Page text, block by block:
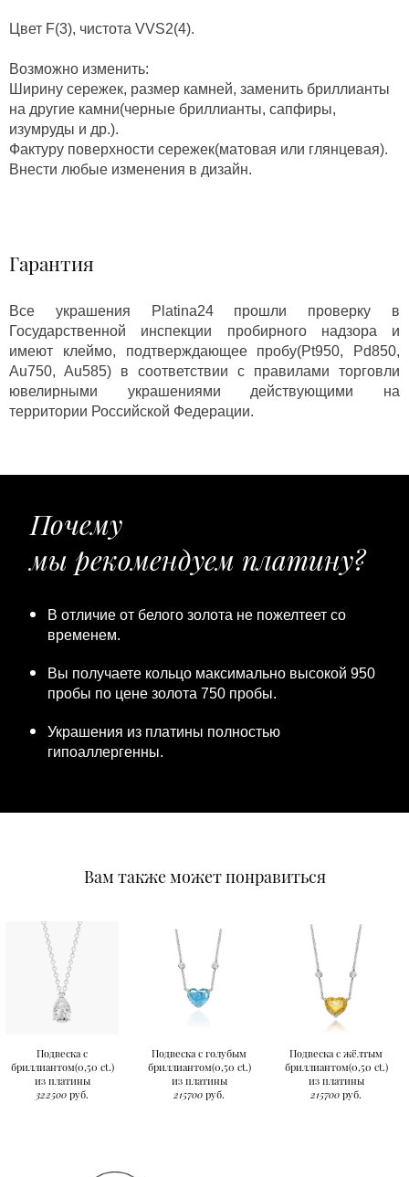
Цвет F(3), чистота VVS2(4).
Возможно изменить:
Ширину сережек, размер камней, заменить бриллианты
на другие камни(черные бриллианты, сапфиры,
изумруды и др.).
Фактуру поверхности сережек(матовая или глянцевая).
Внести любые изменения в дизайн.
Гарантия
Все украшения Platina24 прошли проверку в
Государственной инспекции пробирного надзора и
имеют клеймо, подтверждающее пробу(Pt950, Pd850,
Au750, Au585) в соответствии с правилами торговли
ювелирными украшениями действующими на
территории Российской Федерации.
Почему
мы рекомендуем платину?
В отличие от белого золота не пожелтеет со
временем.
Вы получаете кольцо максимально высокой 950
пробы по цене золота 750 пробы.
Украшения из платины полностью
гипоаллергенны.
Вам также может понравиться
Подвеска с
бриллиантом(0,50 ct.)
из платины
322500 руб.
Подвеска с голубым
бриллиантом(0,50 ct.)
из платины
215700 руб.
Подвеска с жёлтым
бриллиантом(0,50 ct.)
из платины
215700 руб.